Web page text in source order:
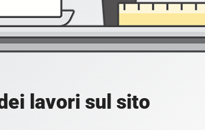
lavori sul sito